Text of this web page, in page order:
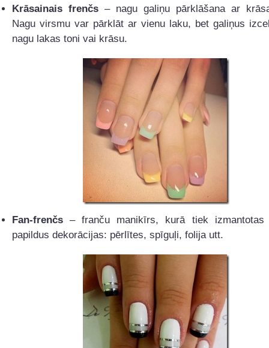
Krāsainais frenčs– nagu galiņu pārklāšana ar
Nagu virsmu var pārklāt ar vienu laku, bet galiņus
nagu lakas toni vai krāsu.
Fan-frenčs– franču manikīrs, kurā tiek izmantotas
papildus dekorācijas: pērlītes, spīguļi, folija utt.